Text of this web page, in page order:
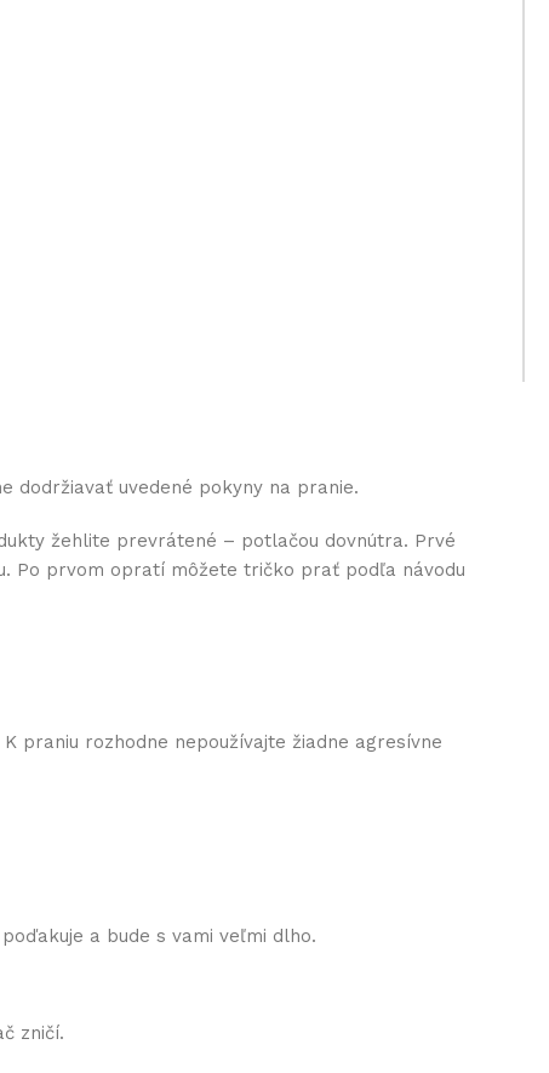
dodržiavať uvedené pokyny na pranie.
žehlite prevrátené – potlačou dovnútra. Prvé
Po prvom opratí môžete tričko prať podľa návodu
praniu rozhodne nepoužívajte žiadne agresívne
a bude s vami veľmi dlho.
zničí.